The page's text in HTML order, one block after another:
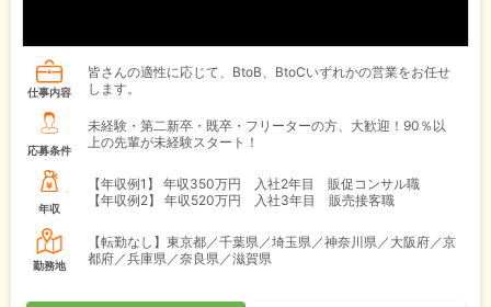
仕事内容
皆さんの適性に応じて、BtoB、BtoCいずれかの営業をお任せ
します。
応募条件
未経験・第二新卒・既卒・フリーターの方、大歓迎！90％以
上の先輩が未経験スタート！
年収
【年収例1】
年収350万円 入社2年目 販促コンサル職
【年収例2】
年収520万円 入社3年目 販売接客職
勤務地
【転勤なし】東京都／千葉県／埼玉県／神奈川県／大阪府／京
都府／兵庫県／奈良県／滋賀県